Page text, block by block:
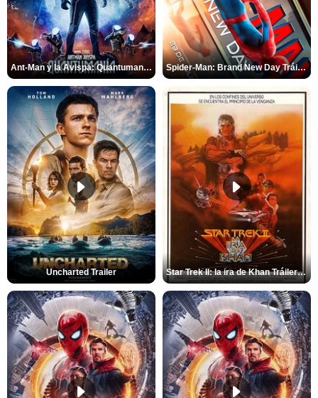
Ant-Man y la Avispa: Quantumanía Tráiler (2) Spider-Man: Brand New Day Tráiler (3)
Uncharted Trailer Star Trek II: la ira de Khan Tráiler VO